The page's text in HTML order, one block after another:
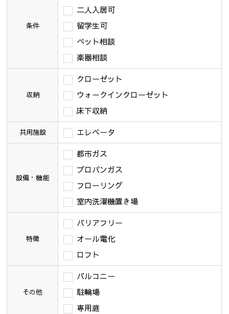
条件
二人入居可
留学生可
ペット相談
楽器相談
収納
クローゼット
ウォークインクローゼット
床下収納
共用施設 エレベータ
設備・機能
都市ガス
プロパンガス
フローリング
室内洗濯機置き場
特徴
バリアフリー
オール電化
ロフト
その他
バルコニー
駐輪場
専用庭